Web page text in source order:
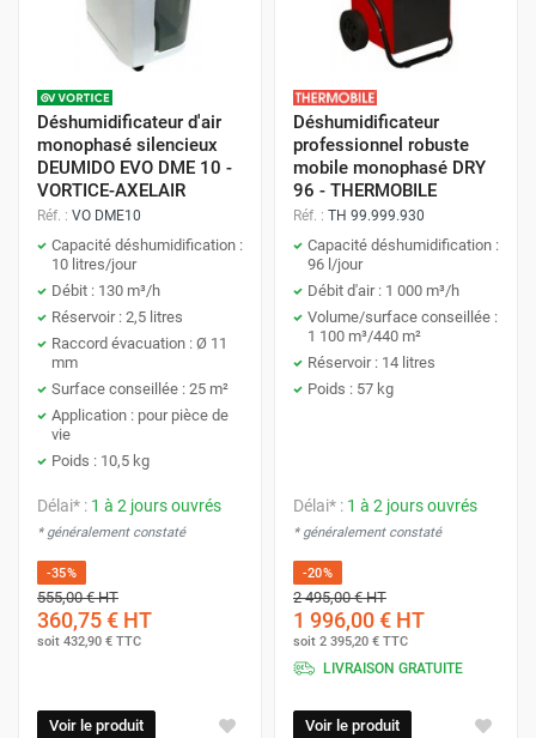
Déshumidificateur d'air
monophasé silencieux
DEUMIDO EVO DME 10 -
VORTICE-AXELAIR
Réf. : VO DME10
Capacité déshumidification :
10 litres/jour
Débit : 130 m³/h
Réservoir : 2,5 litres
Raccord évacuation : Ø 11
mm
Surface conseillée : 25 m²
Application : pour pièce de
vie
Poids : 10,5 kg
Délai* : 1 à 2 jours ouvrés
* généralement constaté
-35%
555,00 €HT
360,75 € HT
soit 432,90 € TTC
Voir le produit
Déshumidificateur
professionnel robuste
mobile monophasé DRY
96 - THERMOBILE
Réf. : TH 99.999.930
Capacité déshumidification :
96 l/jour
Débit d'air : 1 000 m³/h
Volume/surface conseillée :
1 100 m³/440 m²
Réservoir : 14 litres
Poids : 57 kg
Délai* : 1 à 2 jours ouvrés
* généralement constaté
-20%
2 495,00 €HT
1 996,00 € HT
soit 2 395,20 € TTC
LIVRAISON GRATUITE
Voir le produit